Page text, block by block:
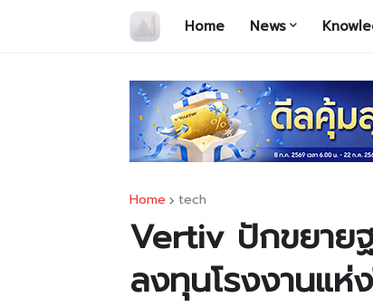
Home News
Home tech
Vertiv ปักขยายฐ
ลงทุนโรงงานแห่